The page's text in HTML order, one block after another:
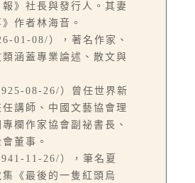
》社長與發行人。其妻
作者林海音。
01-08/），著名作家、
涵蓋專業論述、散文與
08-26/）曾任世界新
講師、中國文藝協會理
欄作家協會副祕書長、
董事。
11-26/），筆名夏
《最後的一隻紅頭烏